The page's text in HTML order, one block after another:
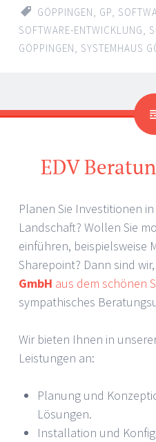
GÖPPINGEN
GP
SOFTWARE-ENTWICKLUNG
GÖPPINGEN
SYSTEMHAUS
EDV
Planen Sie Investitionen
Landschaft? Wollen Sie
einführen, beispielsweise
Sharepoint? Dann sind
GmbH aus dem schönen
sympathisches
Wir bieten Ihnen in
Leistungen an:
Planung und
Lösungen.
Installation und